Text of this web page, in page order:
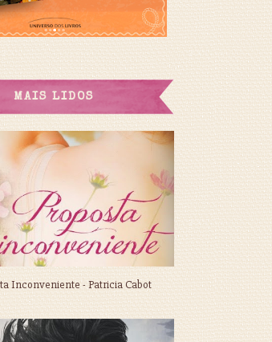
MAIS LIDOS
Inconveniente - Patricia Cabot